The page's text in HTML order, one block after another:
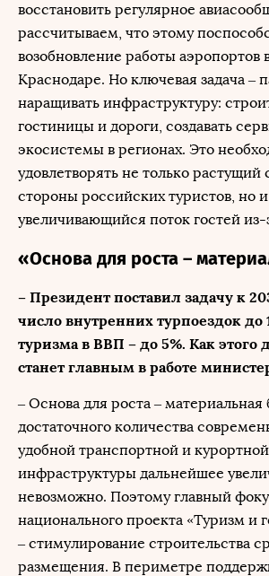
восстановить регулярное
рассчитываем, что этому
возобновление работы аэропортов
Краснодаре. Но ключевая задача –
наращивать инфраструктуру:
гостиницы и дороги, создавать
экосистемы в регионах. Это
удовлетворять не только растущий
стороны российских туристов, но и
увеличивающийся поток гостей из-
«Основа для роста –
– Президент поставил задачу к
число внутренних турпоездок
туризма в ВВП – до 5%. Как этого
станет главным в работе
– Основа для роста – материальная
достаточного количества
удобной транспортной и курортной
инфраструктуры дальнейшее
невозможно. Поэтому главный
национального проекта «Туризм и
– стимулирование строительства
размещения. В периметре